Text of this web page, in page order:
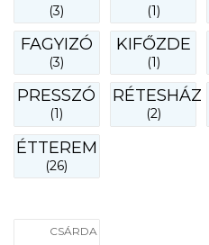
(3) (1)
FAGYIZÓ
(3)
KIFŐZDE
(1)
PRESSZÓ
(1)
RÉTESHÁZ
(2)
ÉTTEREM
(26)
CSÁRDA